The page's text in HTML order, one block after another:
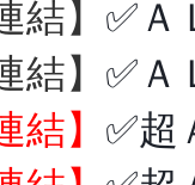
結】 ✅
結】 ✅
結】 ✅超